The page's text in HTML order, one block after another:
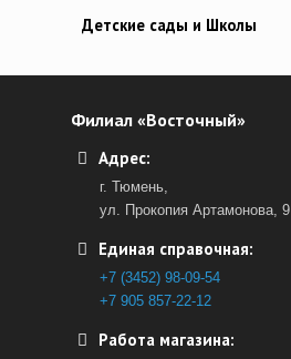
Детские сады и Школы
Филиал «Восточный»
Адрес:
г. Тюмень,
ул. Прокопия Артамонова, 9
Единая справочная:
+7 (3452) 98-09-54
+7 905 857-22-12
Работа магазина: